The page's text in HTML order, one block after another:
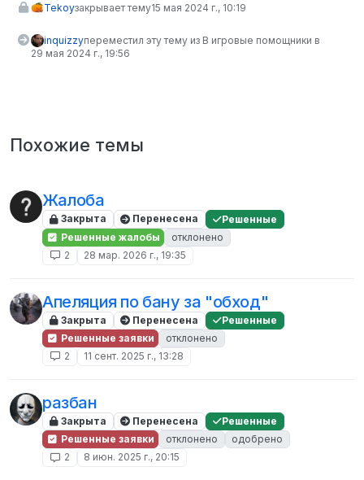
Tekoyзакрывает тему15 мая 2024 г., 10:19
inquizzyпереместил эту тему из В игровые помощники в
29 мая 2024 г., 19:56
Похожие темы
Жалоба
Закрыта Перенесена
Решенные
Решенные жалобы
отклонено
2
28 мар. 2026 г., 19:35
Апеляция по бану за "обход"
Закрыта Перенесена
Решенные
Решенные заявки
отклонено
2
11 сент. 2025 г., 13:28
разбан
Закрыта Перенесена
Решенные
Решенные заявки
отклонено
одобрено
2
8 июн. 2025 г., 20:15